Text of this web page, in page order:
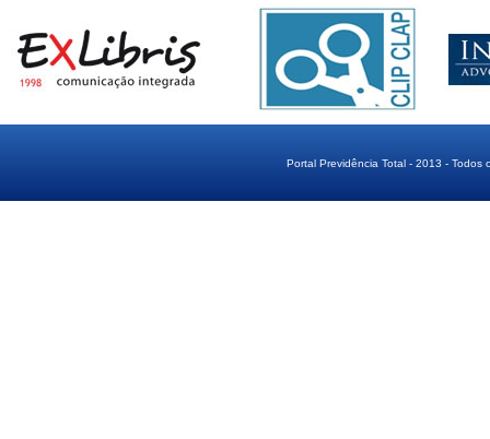
Portal Previdência Total - 2013 - Todos